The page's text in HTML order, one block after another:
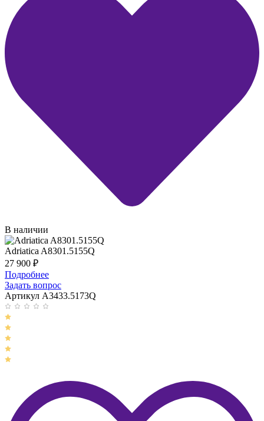
В наличии
Adriatica A8301.5155Q
27 900 ₽
Подробнее
Задать вопрос
Артикул A3433.5173Q